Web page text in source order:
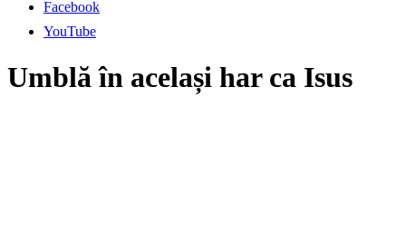
Facebook
YouTube
Umblă în același har ca Isus